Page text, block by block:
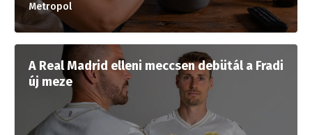
Metropol
A Real Madrid elleni meccsen debütál a Fradi
új meze